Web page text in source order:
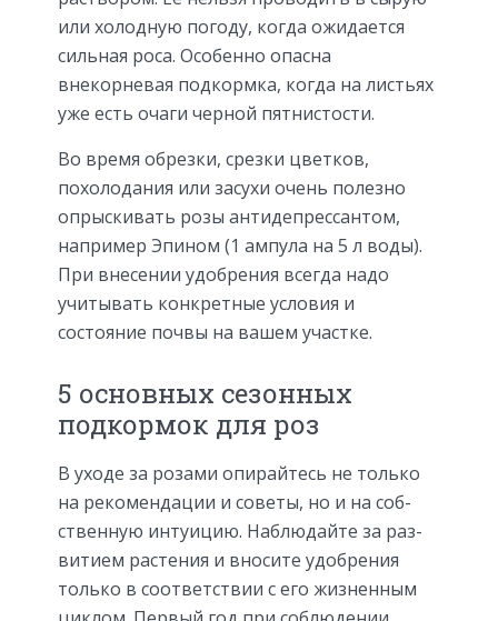
или холодную погоду, когда ожидается
сильная роса. Особенно опасна
внекорневая подкормка, когда на листьях
уже есть очаги черной пятнистости.
Во время обрезки, срезки цветков,
похолодания или засухи очень полезно
опрыскивать розы антидепрессантом,
например Эпином (1 ампула на 5 л воды).
При внесении удобрения всегда надо
учитывать конкретные условия и
состояние почвы на вашем участке.
5 основных сезонных
подкормок для роз
В уходе за розами опирайтесь не только
на рекомендации и советы, но и на соб­
ственную интуицию. Наблюдайте за раз­
витием растения и вносите удобрения
только в соответствии с его жизненным